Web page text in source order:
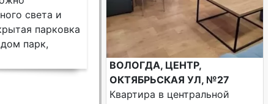
света и
парковка
парк,
ВОЛОГДА, ЦЕНТР,
ОКТЯБРЬСКАЯ УЛ, №27
Квартира в центральной